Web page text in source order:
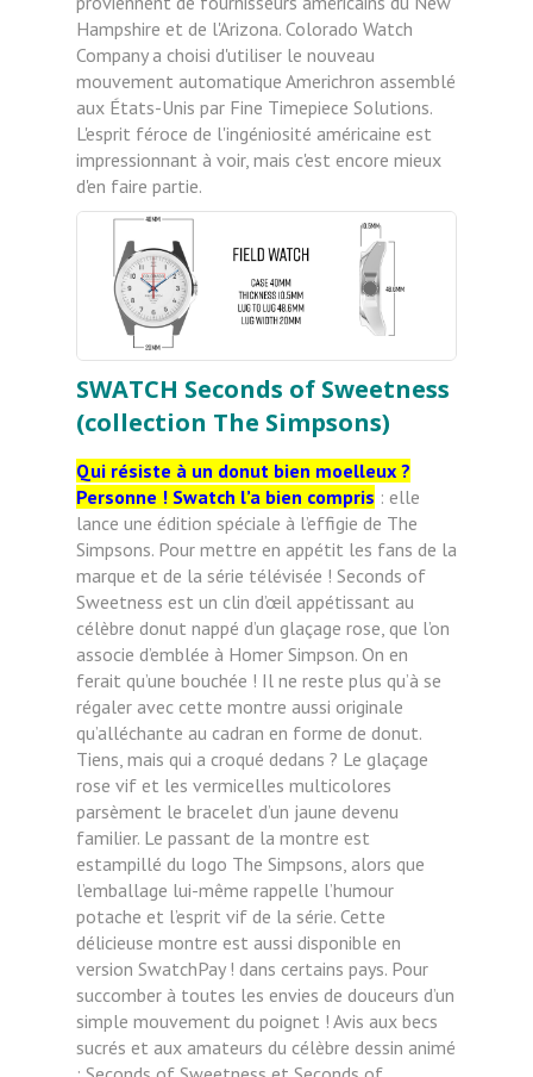
Hampshire et de l'Arizona. Colorado Watch
Company a choisi d'utiliser le nouveau
mouvement automatique Americhron assemblé
aux États-Unis par Fine Timepiece Solutions.
L'esprit féroce de l'ingéniosité américaine est
impressionnant à voir, mais c'est encore mieux
d'en faire partie.
SWATCH Seconds of Sweetness
(collection The Simpsons)
Qui résiste à un donut bien moelleux ?
Personne ! Swatch l’a bien compris : elle
lance une édition spéciale à l’effigie de The
Simpsons. Pour mettre en appétit les fans de la
marque et de la série télévisée ! Seconds of
Sweetness est un clin d’œil appétissant au
célèbre donut nappé d’un glaçage rose, que l’on
associe d’emblée à Homer Simpson. On en
ferait qu’une bouchée ! Il ne reste plus qu’à se
régaler avec cette montre aussi originale
qu’alléchante au cadran en forme de donut.
Tiens, mais qui a croqué dedans ? Le glaçage
rose vif et les vermicelles multicolores
parsèment le bracelet d’un jaune devenu
familier. Le passant de la montre est
estampillé du logo The Simpsons, alors que
l’emballage lui-même rappelle l’humour
potache et l’esprit vif de la série. Cette
délicieuse montre est aussi disponible en
version SwatchPay ! dans certains pays. Pour
succomber à toutes les envies de douceurs d’un
simple mouvement du poignet ! Avis aux becs
sucrés et aux amateurs du célèbre dessin animé